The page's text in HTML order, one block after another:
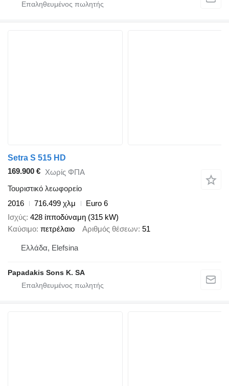
Setra S 515 HD
169.900 € Χωρίς ΦΠΑ
Τουριστικό λεωφορείο
2016
716.499 χλμ
Euro 6
Ισχύς 428 ίπποδύναμη (315 kW)
Καύσιμο πετρέλαιο Αριθμός θέσεων 51
Ελλάδα, Elefsina
Papadakis Sons K. SA